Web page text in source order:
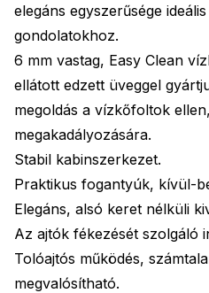
elegáns egyszerűsége
gondolatokhoz.
6 mm vastag, Easy Clean
ellátott edzett üveggel
megoldás a vízkőfoltok
megakadályozására.
Stabil kabinszerkezet.
Praktikus fogantyúk, kívül-
Elegáns, alsó keret nélküli
Az ajtók fékezését szolgáló
Tolóajtós működés,
megvalósítható.